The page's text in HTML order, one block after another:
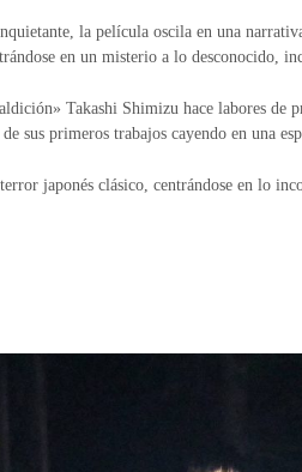
la película oscila en una
en un misterio a lo desconocido,
Takashi Shimizu hace labores de
sus primeros trabajos cayendo en una
japonés clásico, centrándose en lo